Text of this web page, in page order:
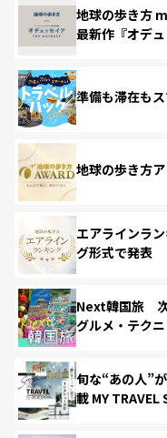
地球の歩き方
最新作『オデュ
準備も滞在も
地球の歩き方
エアラインラ
グ形式で発表
Next韓国旅 次
グルメ・テク
旬な“あの人”
載 MY TRAVEL